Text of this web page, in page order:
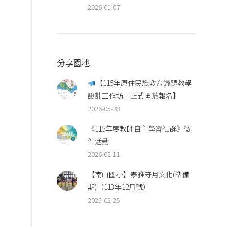
2026-01-07
分享園地
【115年原住民族教育議題教學
設計工作坊｜正式開放報名】
2026-05-28
《115年度教師自主學習社群》徵
件活動
2026-02-11
【南山國小】泰雅守月文化(準備
期)（113年12月號）
2025-02-25